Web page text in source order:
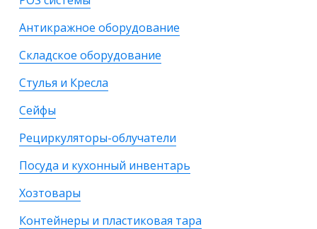
Антикражное оборудование
Складское оборудование
Стулья и Кресла
Сейфы
Рециркуляторы-облучатели
Посуда и кухонный инвентарь
Хозтовары
Контейнеры и пластиковая тара